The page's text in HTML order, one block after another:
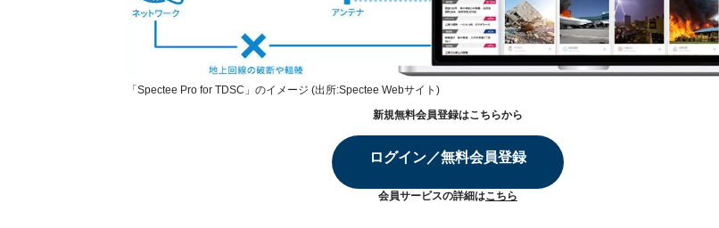
「Spectee Pro for TDSC」のイメージ (出所:Spectee Webサイト)
新規無料会員登録はこちらから
ログイン／無料会員登録
会員サービスの詳細はこちら